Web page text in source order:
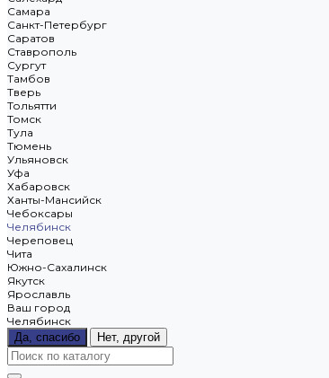
Самара
Санкт-Петербург
Саратов
Ставрополь
Сургут
Тамбов
Тверь
Тольятти
Томск
Тула
Тюмень
Ульяновск
Уфа
Хабаровск
Ханты-Мансийск
Чебоксары
Челябинск
Череповец
Чита
Южно-Сахалинск
Якутск
Ярославль
Ваш город
Челябинск
Да, спасибо
Нет, другой